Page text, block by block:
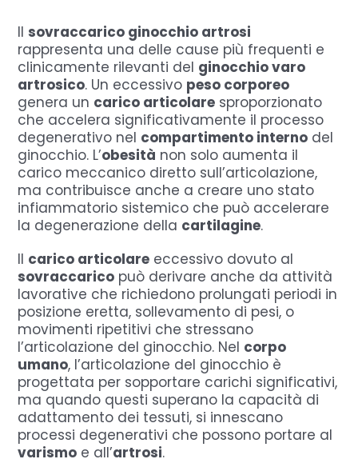
Ilsovraccarico ginocchio artrosi
rappresenta una delle cause più frequenti e
clinicamente rilevanti del ginocchio varo
artrosico. Un eccessivo peso corporeo
genera un carico articolare sproporzionato
che accelera significativamente il processo
degenerativo nel compartimento interno del
ginocchio. L’obesità non solo aumenta il
carico meccanico diretto sull’articolazione,
ma contribuisce anche a creare uno stato
infiammatorio sistemico che può accelerare
la degenerazione della cartilagine.
Il carico articolare eccessivo dovuto al
sovraccarico può derivare anche da attività
lavorative che richiedono prolungati periodi in
posizione eretta, sollevamento di pesi, o
movimenti ripetitivi che stressano
l’articolazione del ginocchio. Nel corpo
umano, l’articolazione del ginocchio è
progettata per sopportare carichi significativi,
ma quando questi superano la capacità di
adattamento dei tessuti, si innescano
processi degenerativi che possono portare al
varismo e all’artrosi.